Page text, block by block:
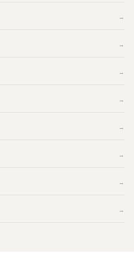
→
→
→
→
→
→
→
→